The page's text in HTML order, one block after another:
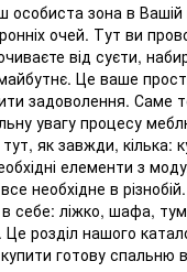
особиста зона в Вашій
очей. Тут ви
від суєти,
Це ваше
задоволення. Саме
увагу процесу
тут, як завжди, кілька:
елементи з
необхідне в
себе: ліжко, шафа,
розділ нашого
готову спальню